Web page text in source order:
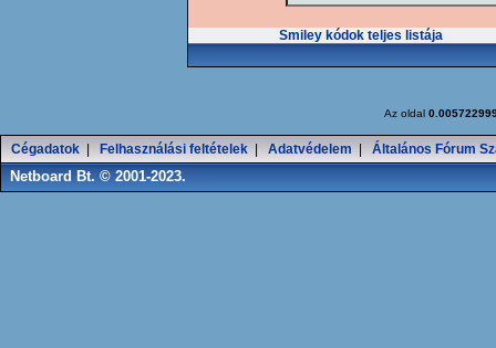
Smiley kódok teljes listája
Az oldal
Cégadatok Felhasználási feltételek Adatvédelem Általános Fórum
Netboard Bt. © 2001-2023.